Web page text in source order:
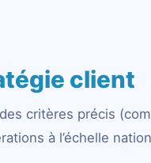
client
critères précis
à l’échelle